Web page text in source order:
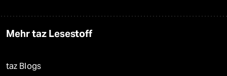
Mehr taz Lesestoff
taz Blogs